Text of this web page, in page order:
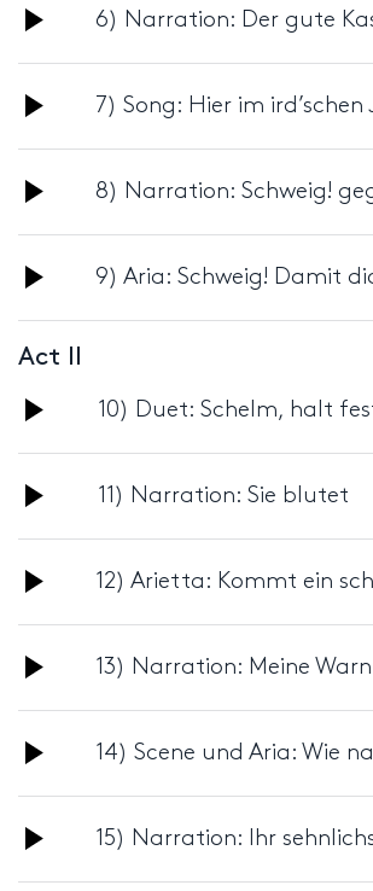
Audio
Player
6) Narration: Der gute
Audio
Player
7) Song: Hier im
Audio
Player
8) Narration: Schweig!
Audio
Player
9) Aria: Schweig! Damit
Act II
Audio
Player
10) Duet: Schelm, halt
Audio
Player
11) Narration: Sie blutet
Audio
Player
12) Arietta: Kommt ein
Audio
Player
13) Narration: Meine
Audio
Player
14) Scene und Aria: Wie
Audio
Player
15) Narration: Ihr